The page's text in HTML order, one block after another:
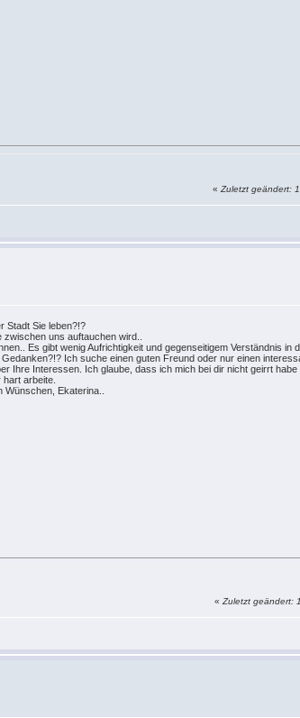
«Zuletzt geändert:
Stadt Sie leben?!?
uns auftauchen wird..
Es gibt wenig Aufrichtigkeit und gegenseitigem Verständnis in
Ich suche einen guten Freund oder nur einen
Interessen. Ich glaube, dass ich mich bei dir nicht geirrt habe
arbeite.
Ekaterina..
«Zuletzt geändert: